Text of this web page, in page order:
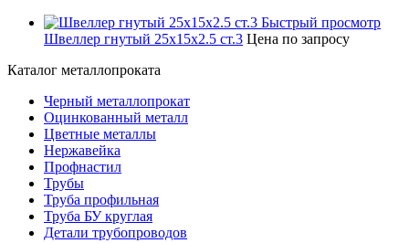
Быстрый просмотр
Швеллер гнутый 25х15х2.5 ст.3 Цена по запросу
Каталог металлопроката
Черный металлопрокат
Оцинкованный металл
Цветные металлы
Нержавейка
Профнастил
Трубы
Труба профильная
Труба БУ круглая
Детали трубопроводов